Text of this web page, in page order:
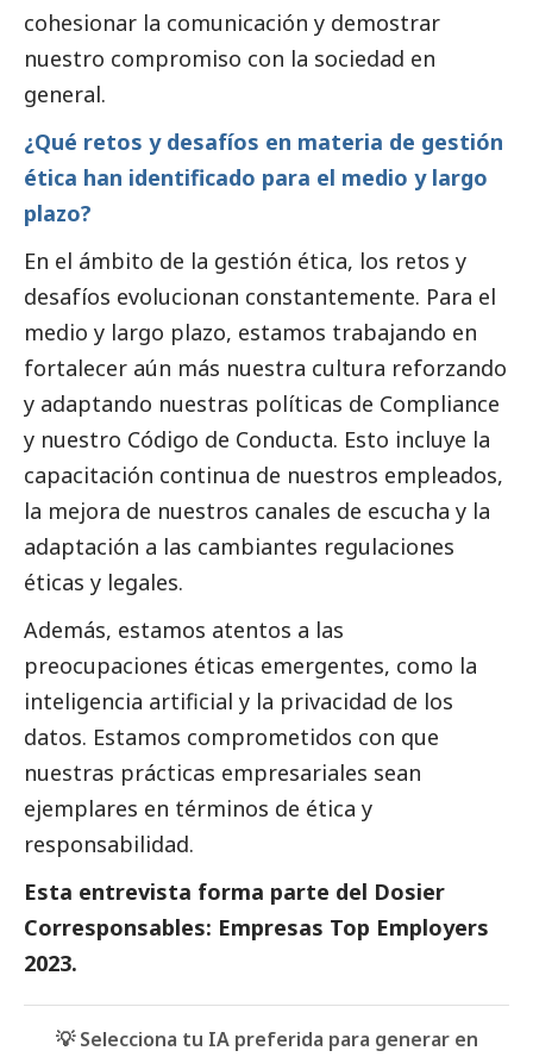
cohesionar la comunicación y demostrar
nuestro compromiso con la sociedad en
general.
¿Qué retos y desafíos en materia de gestión
ética han identificado para el medio y largo
plazo?
En el ámbito de la gestión ética, los retos y
desafíos evolucionan constantemente. Para el
medio y largo plazo, estamos trabajando en
fortalecer aún más nuestra cultura reforzando
y adaptando nuestras políticas de Compliance
y nuestro Código de Conducta. Esto incluye la
capacitación continua de nuestros empleados,
la mejora de nuestros canales de escucha y la
adaptación a las cambiantes regulaciones
éticas y legales.
Además, estamos atentos a las
preocupaciones éticas emergentes, como la
inteligencia artificial y la privacidad de los
datos. Estamos comprometidos con que
nuestras prácticas empresariales sean
ejemplares en términos de ética y
responsabilidad.
Esta entrevista forma parte del Dosier
Corresponsables: Empresas Top Employers
2023.
💡 Selecciona tu IA preferida para generar en